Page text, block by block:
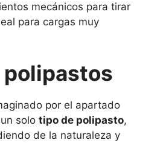
mecánicos para tirar
para cargas muy
polipastos
por el apartado
solo tipo de polipasto,
de la naturaleza y